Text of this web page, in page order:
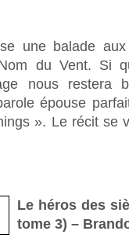
une balade
du Vent. Si
nous restera
épouse
». Le récit se
Le héros des
tome 3) –